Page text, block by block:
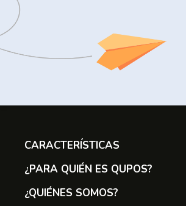
CARACTERÍSTICAS
¿PARA QUIÉN ES QUPOS?
¿QUIÉNES SOMOS?